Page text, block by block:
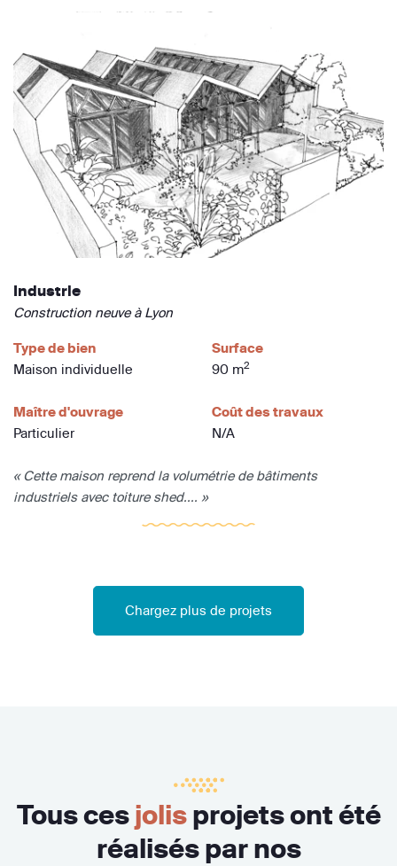
Industrie
Construction neuve à Lyon
Type de bien
Maison individuelle
Surface
90 m2
Maître d'ouvrage
Particulier
Coût des travaux
N/A
« Cette maison reprend la volumétrie de bâtiments
industriels avec toiture shed.... »
Chargez plus de projets
Tous cesjolisprojets ont été
réalisés par nos